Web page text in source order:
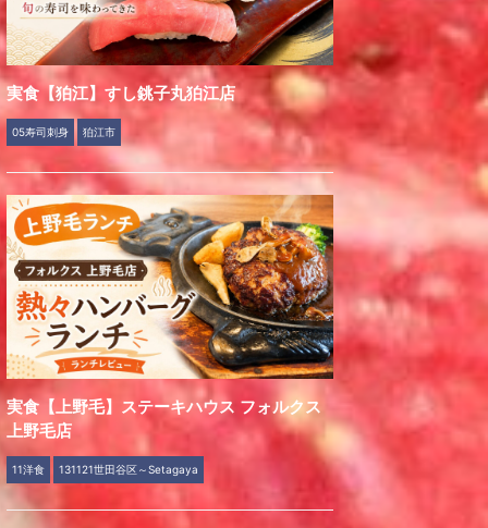
実食【狛江】すし銚子丸狛江店
05寿司刺身 狛江市
実食【上野毛】ステーキハウス フォルクス
上野毛店
11洋食 131121世田谷区～Setagaya